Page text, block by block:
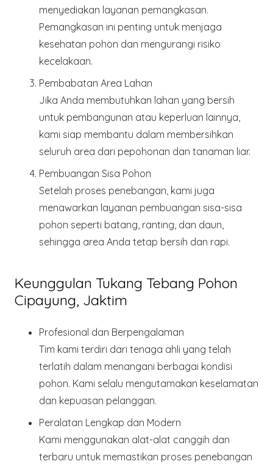
menyediakan layanan pemangkasan.
Pemangkasan ini penting untuk menjaga
kesehatan pohon dan mengurangi risiko
kecelakaan.
Pembabatan Area Lahan
Jika Anda membutuhkan lahan yang bersih
untuk pembangunan atau keperluan lainnya,
kami siap membantu dalam membersihkan
seluruh area dari pepohonan dan tanaman liar.
Pembuangan Sisa Pohon
Setelah proses penebangan, kami juga
menawarkan layanan pembuangan sisa-sisa
pohon seperti batang, ranting, dan daun,
sehingga area Anda tetap bersih dan rapi.
Keunggulan Tukang Tebang Pohon
Cipayung, Jaktim
Profesional dan Berpengalaman
Tim kami terdiri dari tenaga ahli yang telah
terlatih dalam menangani berbagai kondisi
pohon. Kami selalu mengutamakan keselamatan
dan kepuasan pelanggan.
Peralatan Lengkap dan Modern
Kami menggunakan alat-alat canggih dan
terbaru untuk memastikan proses penebangan